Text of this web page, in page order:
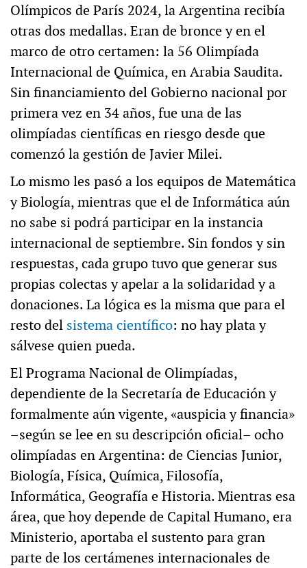
Olímpicos de París 2024, la Argentina recibía
otras dos medallas. Eran de bronce y en el
marco de otro certamen: la 56 Olimpíada
Internacional de Química, en Arabia Saudita.
Sin financiamiento del Gobierno nacional por
primera vez en 34 años, fue una de las
olimpíadas científicas en riesgo desde que
comenzó la gestión de Javier Milei.
Lo mismo les pasó a los equipos de Matemática
y Biología, mientras que el de Informática aún
no sabe si podrá participar en la instancia
internacional de septiembre. Sin fondos y sin
respuestas, cada grupo tuvo que generar sus
propias colectas y apelar a la solidaridad y a
donaciones. La lógica es la misma que para el
resto del sistema científico: no hay plata y
sálvese quien pueda.
El Programa Nacional de Olimpíadas,
dependiente de la Secretaría de Educación y
formalmente aún vigente, «auspicia y financia»
–según se lee en su descripción oficial– ocho
olimpíadas en Argentina: de Ciencias Junior,
Biología, Física, Química, Filosofía,
Informática, Geografía e Historia. Mientras esa
área, que hoy depende de Capital Humano, era
Ministerio, aportaba el sustento para gran
parte de los certámenes internacionales de